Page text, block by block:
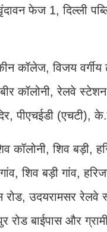
फेज 1, दिल्ली
कीन कॉलेज, विजय
कॉलोनी, रेलवे
पीएचईडी (एचटी),
कॉलोनी, शिव बड़ी,
शिव बड़ी गांव,
रोड, उदयरामसर
रोड बाईपास और